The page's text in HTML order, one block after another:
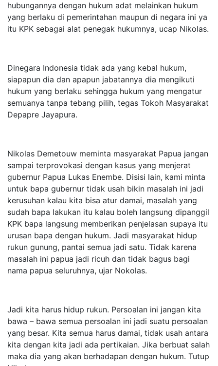
hubungannya dengan hukum adat melainkan hukum
yang berlaku di pemerintahan maupun di negara ini ya
itu KPK sebagai alat penegak hukumnya, ucap Nikolas.
Dinegara Indonesia tidak ada yang kebal hukum,
siapapun dia dan apapun jabatannya dia mengikuti
hukum yang berlaku sehingga hukum yang mengatur
semuanya tanpa tebang pilih, tegas Tokoh Masyarakat
Depapre Jayapura.
Nikolas Demetouw meminta masyarakat Papua jangan
sampai terprovokasi dengan kasus yang menjerat
gubernur Papua Lukas Enembe. Disisi lain, kami minta
untuk bapa gubernur tidak usah bikin masalah ini jadi
kerusuhan kalau kita bisa atur damai, masalah yang
sudah bapa lakukan itu kalau boleh langsung dipanggil
KPK bapa langsung memberikan penjelasan supaya itu
urusan bapa dengan hukum. Jadi masyarakat hidup
rukun gunung, pantai semua jadi satu. Tidak karena
masalah ini papua jadi ricuh dan tidak bagus bagi
nama papua seluruhnya, ujar Nokolas.
Jadi kita harus hidup rukun. Persoalan ini jangan kita
bawa – bawa semua persoalan ini jadi suatu persoalan
yang besar. Kita semua harus damai, tidak usah antara
kita dengan kita jadi ada pertikaian. Jika berbuat salah
maka dia yang akan berhadapan dengan hukum. Tutup